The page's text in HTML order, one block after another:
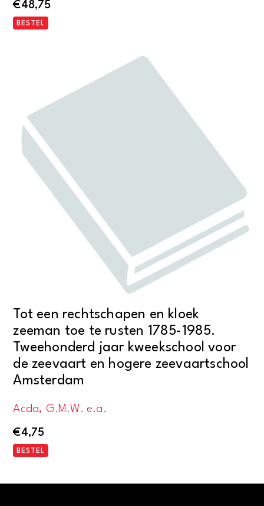
€48,75
BESTEL
Tot een rechtschapen en kloek
zeeman toe te rusten 1785-1985.
Tweehonderd jaar kweekschool voor
de zeevaart en hogere zeevaartschool
Amsterdam
Acda, G.M.W. e.a.
€4,75
BESTEL